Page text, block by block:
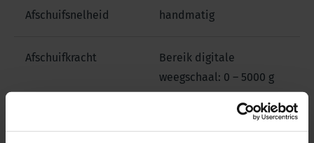
Afschuifsnelheid handmatig
Afschuifkracht
Bereik digitale
weegschaal: 0 – 5000 g